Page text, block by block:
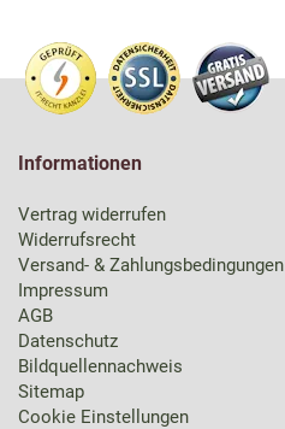
Informationen
Vertrag widerrufen
Widerrufsrecht
Versand- & Zahlungsbedingungen
Impressum
AGB
Datenschutz
Bildquellennachweis
Sitemap
Cookie Einstellungen